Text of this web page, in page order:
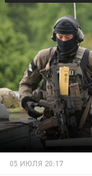
05 ИЮЛЯ 20:17